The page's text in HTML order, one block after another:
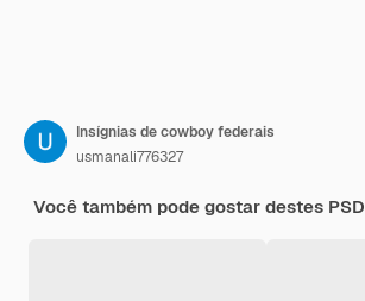
Insígnias de cowboy federais
usmanali776327
Você também pode gostar destes PSD